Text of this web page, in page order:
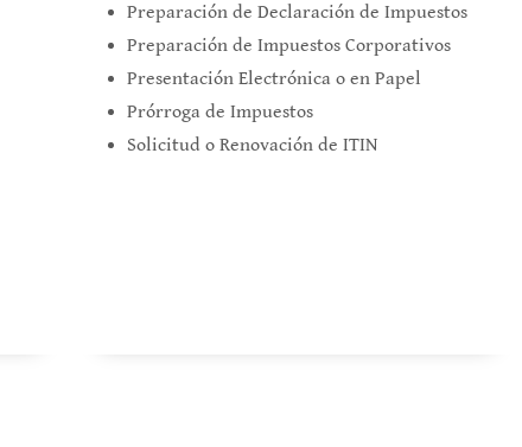
Preparación de Declaración de Impuestos
Preparación de Impuestos Corporativos
Presentación Electrónica o en Papel
Prórroga de Impuestos
Solicitud o Renovación de ITIN